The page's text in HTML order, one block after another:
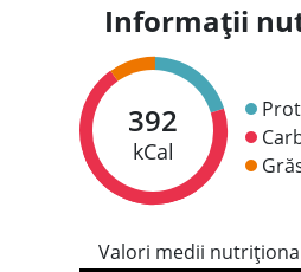
Informații
392
kCal
Valori medii